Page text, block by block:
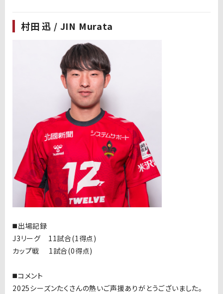
村田 迅 / JIN Murata
◼️出場記録
J3リーグ 11試合(1得点)
カップ戦 1試合(0得点)
◼️コメント
2025シーズンたくさんの熱いご声援ありがとうございました。